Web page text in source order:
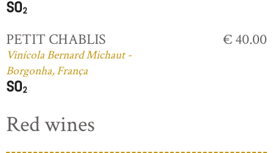
PETIT CHABLIS
Vinícola Bernard Michaut -
Borgonha, França
€ 40.00
Red wines